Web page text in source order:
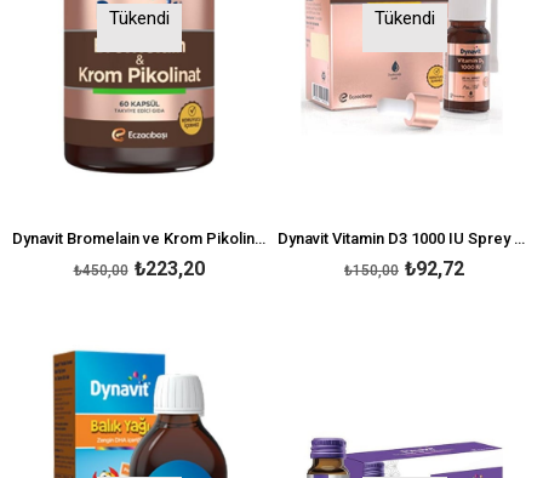
Tükendi
Dynavit Bromelain ve Krom Pikolinat 60 Kapsül
₺223,20
₺450,00
Tükendi
Dynavit Vitamin D3 1000 IU Sprey 20 ml
₺92,72
₺150,00